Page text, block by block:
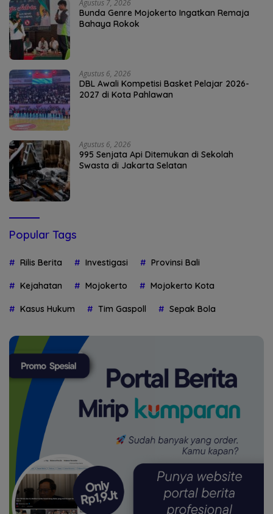
Agustus 7, 2026
Bunda Genre Mojokerto Ingatkan Remaja
Bahaya Rokok
Agustus 6, 2026
DBL Awali Kompetisi Basket Pelajar 2026-
2027 di Kota Pahlawan
Agustus 6, 2026
995 Senjata Api Ditemukan di Sekolah
Swasta di Jakarta Selatan
Popular Tags
Rilis Berita Investigasi Provinsi Bali
Kejahatan Mojokerto Mojokerto Kota
Kasus Hukum Tim Gaspoll Sepak Bola